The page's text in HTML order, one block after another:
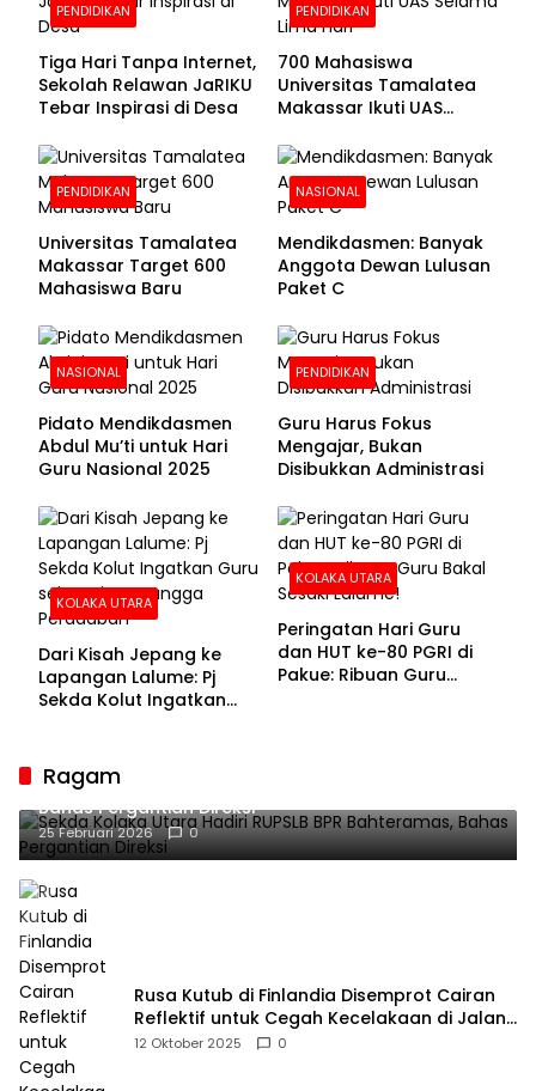
PENDIDIKAN
Tiga Hari Tanpa Internet,
Sekolah Relawan JaRIKU
Tebar Inspirasi di Desa
PENDIDIKAN
700 Mahasiswa
Universitas Tamalatea
Makassar Ikuti UAS
PENDIDIKAN
Universitas Tamalatea
Makassar Target 600
Mahasiswa Baru
NASIONAL
Mendikdasmen: Banyak
Anggota Dewan Lulusan
Paket C
NASIONAL
Pidato Mendikdasmen
Abdul Mu’ti untuk Hari
Guru Nasional 2025
PENDIDIKAN
Guru Harus Fokus
Mengajar, Bukan
Disibukkan Administrasi
KOLAKA UTARA
Dari Kisah Jepang ke
Lapangan Lalume: Pj
Sekda Kolut Ingatkan
KOLAKA UTARA
Peringatan Hari Guru
dan HUT ke-80 PGRI di
Pakue: Ribuan Guru
Ragam
Sekda Kolaka Utara Hadiri RUPSLB BPR Bahteramas,
Bahas Pergantian Direksi
25 Februari 2026 0
Rusa Kutub di Finlandia Disemprot Cairan
Reflektif untuk Cegah Kecelakaan di Jalan
Raya
12 Oktober 2025 0